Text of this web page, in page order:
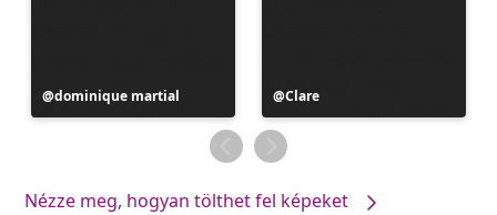
Bejegyzés
közzétevője
dominique martial
Bejegyzés
közzétevője
Clare
Nézze meg, hogyan tölthet fel képeket